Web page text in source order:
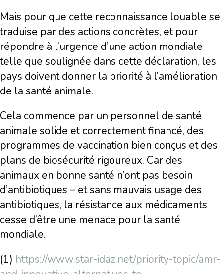
Mais pour que cette reconnaissance louable se
traduise par des actions concrètes, et pour
répondre à l’urgence d’une action mondiale
telle que soulignée dans cette déclaration, les
pays doivent donner la priorité à l’amélioration
de la santé animale.
Cela commence par un personnel de santé
animale solide et correctement financé, des
programmes de vaccination bien conçus et des
plans de biosécurité rigoureux. Car des
animaux en bonne santé n’ont pas besoin
d’antibiotiques – et sans mauvais usage des
antibiotiques, la résistance aux médicaments
cesse d’être une menace pour la santé
mondiale.
(1) https://www.star-idaz.net/priority-topic/amr-